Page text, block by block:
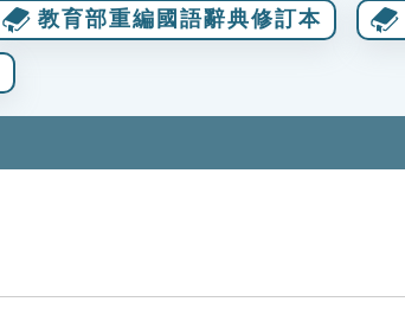
教育部重編國語辭典修訂本